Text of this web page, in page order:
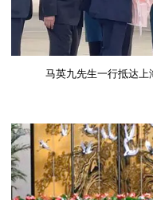
马英九先生一行抵达上